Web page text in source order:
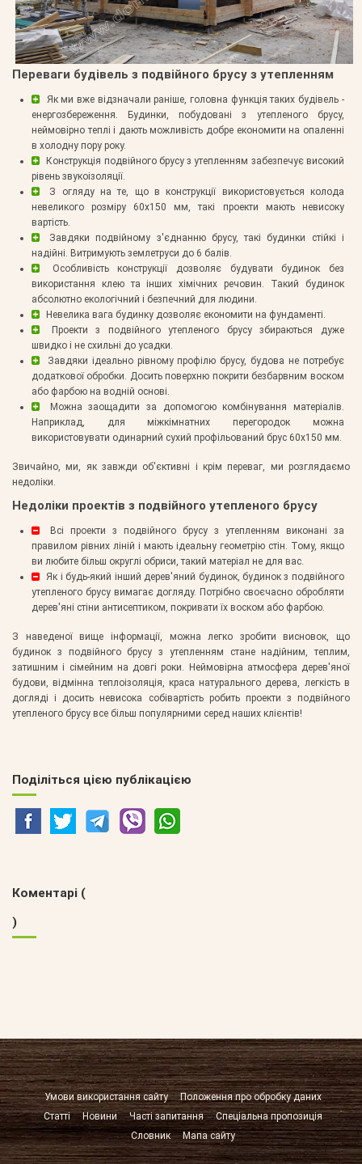
Переваги будівель з подвійного брусу з утепленням
Як ми вже відзначали раніше, головна функція таких будівель -
енергозбереження. Будинки, побудовані з утепленого брусу,
неймовірно теплі і дають можливість добре економити на опаленні
в холодну пору року.
Конструкція подвійного брусу з утепленням забезпечує високий
рівень звукоізоляції.
З огляду на те, що в конструкції використовується колода
невеликого розміру 60х150 мм, такі проекти мають невисоку
вартість.
Завдяки подвійному з'єднанню брусу, такі будинки стійкі і
надійні. Витримують землетруси до 6 балів.
Особливість конструкції дозволяє будувати будинок без
використання клею та інших хімічних речовин. Такий будинок
абсолютно екологічний і безпечний для людини.
Невелика вага будинку дозволяє економити на фундаменті.
Проекти з подвійного утепленого брусу збираються дуже
швидко і не схильні до усадки.
Завдяки ідеально рівному профілю брусу, будова не потребує
додаткової обробки. Досить поверхню покрити безбарвним воском
або фарбою на водній основі.
Можна заощадити за допомогою комбінування матеріалів.
Наприклад, для міжкімнатних перегородок можна
використовувати одинарний сухий профільований брус 60х150 мм.
Звичайно, ми, як завжди об'єктивні і крім переваг, ми розглядаємо
недоліки.
Недоліки проектів з подвійного утепленого брусу
Всі проекти з подвійного брусу з утепленням виконані за
правилом рівних ліній і мають ідеальну геометрію стін. Тому, якщо
ви любите більш округлі обриси, такий матеріал не для вас.
Як і будь-який інший дерев'яний будинок, будинок з подвійного
утепленого брусу вимагає догляду. Потрібно своєчасно обробляти
дерев'яні стіни антисептиком, покривати їх воском або фарбою.
З наведеної вище інформації, можна легко зробити висновок, що
будинок з подвійного брусу з утепленням стане надійним, теплим,
затишним і сімейним на довгі роки. Неймовірна атмосфера дерев'яної
будови, відмінна теплоізоляція, краса натурального дерева, легкість в
догляді і досить невисока собівартість робить проекти з подвійного
утепленого брусу все більш популярними серед наших клієнтів!
Поділіться цією публікацією
Коментарі (
)
Умови використання сайту
Положення про обробку даних
Статті
Новини Часті запитання
Спеціальна пропозиція
Словник
Мапа сайту